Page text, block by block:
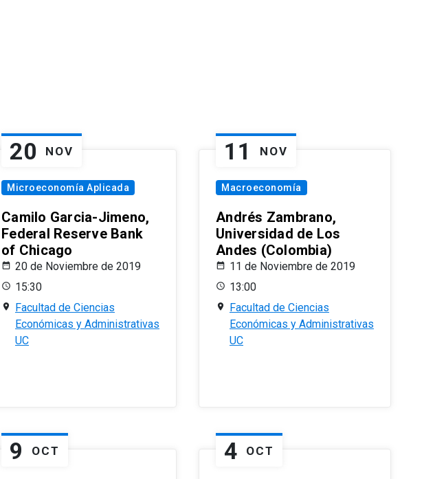
20 NOV
Microeconomía Aplicada
Camilo Garcia-Jimeno,
Federal Reserve Bank
of Chicago
20 de Noviembre de 2019
15:30
Facultad de Ciencias
Económicas y Administrativas
UC
11 NOV
Macroeconomía
Andrés Zambrano,
Universidad de Los
Andes (Colombia)
11 de Noviembre de 2019
13:00
Facultad de Ciencias
Económicas y Administrativas
UC
9 OCT 4 OCT